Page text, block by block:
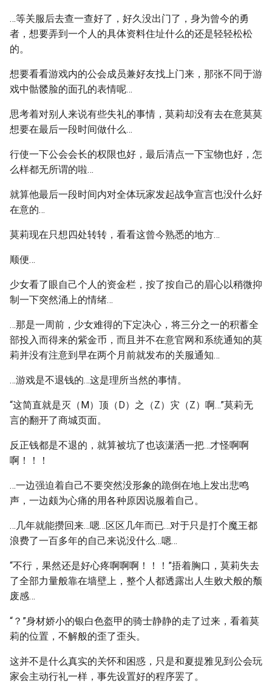
…等关服后去查一查好了，好久没出门了，身为曾今的勇
者，想要弄到一个人的具体资料住址什么的还是轻轻松松
的。
想要看看游戏内的公会成员兼好友找上门来，那张不同于游
戏中骷髅脸的面孔的表情呢…
思考着对别人来说有些失礼的事情，莫莉却没有去在意莫莫
想要在最后一段时间做什么…
行使一下公会会长的权限也好，最后清点一下宝物也好，怎
么样都无所谓的啦…
就算他最后一段时间内对全体玩家发起战争宣言也没什么好
在意的…
莫莉现在只想四处转转，看看这曾今熟悉的地方…
顺便…
少女看了眼自己个人的资金栏，按了按自己的眉心以稍微抑
制一下突然涌上的情绪…
…那是一周前，少女难得的下定决心，将三分之一的积蓄全
部投入而得来的紫金币，而且并不在意官网和系统通知的莫
莉并没有注意到早在两个月前就发布的关服通知…
…游戏是不退钱的…这是理所当然的事情。
“这简直就是灭（M）顶（D）之（Z）灾（Z）啊…”莫莉无
言的翻开了商城页面。
反正钱都是不退的，就算被坑了也该潇洒一把…才怪啊啊
啊！！！
…一边强迫着自己不要突然没形象的跪倒在地上发出悲鸣
声，一边颇为心痛的用各种原因说服着自己。
…几年就能攒回来…嗯…区区几年而已…对于只是打个魔王都
浪费了一百多年的自己来说没什么…嗯…
“不行，果然还是好心疼啊啊啊！！！”捂着胸口，莫莉失去
了全部力量般靠在墙壁上，整个人都透露出人生败犬般的颓
废感…
“？”身材娇小的银白色盔甲的骑士静静的走了过来，看着莫
莉的位置，不解般的歪了歪头。
这并不是什么真实的关怀和困惑，只是和夏提雅见到公会玩
家会主动行礼一样，事先设置好的程序罢了。